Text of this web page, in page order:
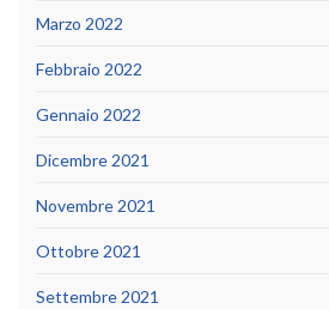
Marzo 2022
Febbraio 2022
Gennaio 2022
Dicembre 2021
Novembre 2021
Ottobre 2021
Settembre 2021